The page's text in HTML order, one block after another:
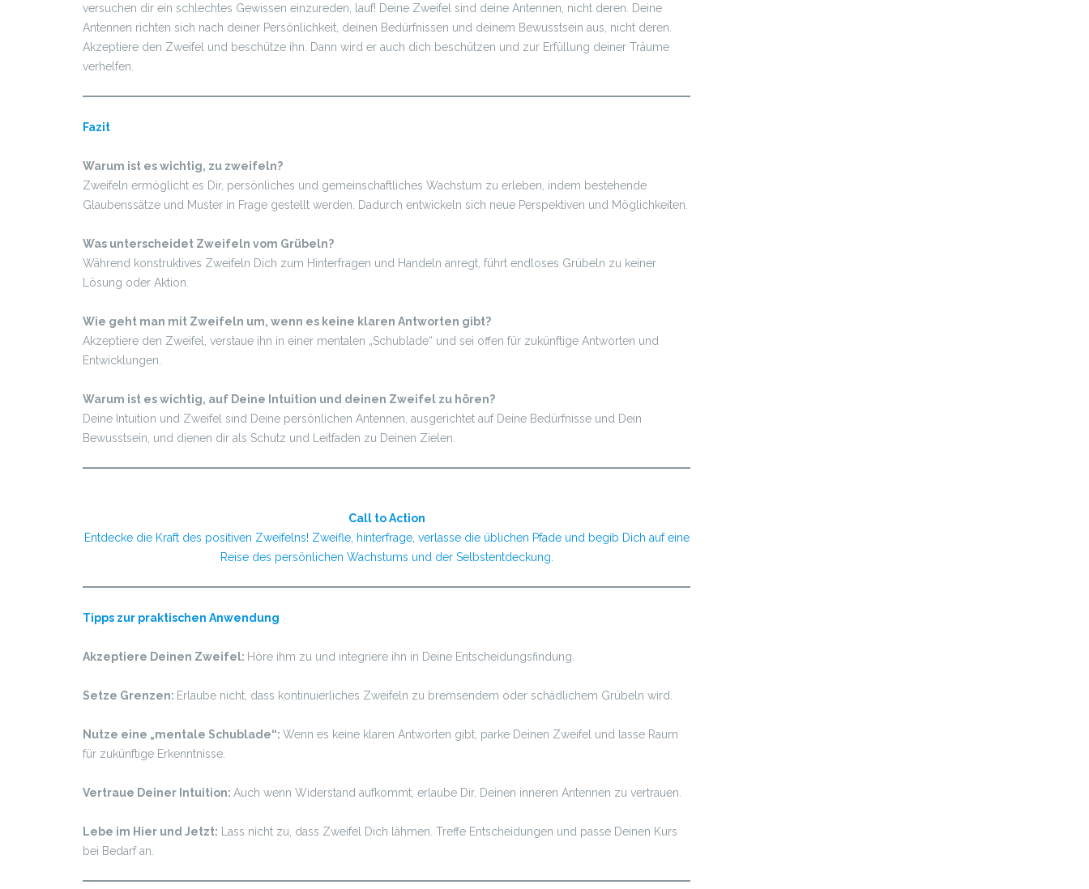
versuchen dir ein schlechtes Gewissen einzureden, lauf! Deine Zweifel sind deine Antennen, nicht deren. Deine
Antennen richten sich nach deiner Persönlichkeit, deinen Bedürfnissen und deinem Bewusstsein aus, nicht deren.
Akzeptiere den Zweifel und beschütze ihn. Dann wird er auch dich beschützen und zur Erfüllung deiner Träume
verhelfen.
Fazit
Warum ist es wichtig, zu zweifeln?
Zweifeln ermöglicht es Dir, persönliches und gemeinschaftliches Wachstum zu erleben, indem bestehende
Glaubenssätze und Muster in Frage gestellt werden. Dadurch entwickeln sich neue Perspektiven und Möglichkeiten.
Was unterscheidet Zweifeln vom Grübeln?
Während konstruktives Zweifeln Dich zum Hinterfragen und Handeln anregt, führt endloses Grübeln zu keiner
Lösung oder Aktion.
Wie geht man mit Zweifeln um, wenn es keine klaren Antworten gibt?
Akzeptiere den Zweifel, verstaue ihn in einer mentalen „Schublade“ und sei offen für zukünftige Antworten und
Entwicklungen.
Warum ist es wichtig, auf Deine Intuition und deinen Zweifel zu hören?
Deine Intuition und Zweifel sind Deine persönlichen Antennen, ausgerichtet auf Deine Bedürfnisse und Dein
Bewusstsein, und dienen dir als Schutz und Leitfaden zu Deinen Zielen.
Call to Action
Entdecke die Kraft des positiven Zweifelns! Zweifle, hinterfrage, verlasse die üblichen Pfade und begib Dich auf eine
Reise des persönlichen Wachstums und der Selbstentdeckung.
Tipps zur praktischen Anwendung
Akzeptiere Deinen Zweifel: Höre ihm zu und integriere ihn in Deine Entscheidungsfindung.
Setze Grenzen: Erlaube nicht, dass kontinuierliches Zweifeln zu bremsendem oder schädlichem Grübeln wird.
Nutze eine „mentale Schublade“: Wenn es keine klaren Antworten gibt, parke Deinen Zweifel und lasse Raum
für zukünftige Erkenntnisse.
Vertraue Deiner Intuition: Auch wenn Widerstand aufkommt, erlaube Dir, Deinen inneren Antennen zu vertrauen.
Lebe im Hier und Jetzt: Lass nicht zu, dass Zweifel Dich lähmen. Treffe Entscheidungen und passe Deinen Kurs
bei Bedarf an.